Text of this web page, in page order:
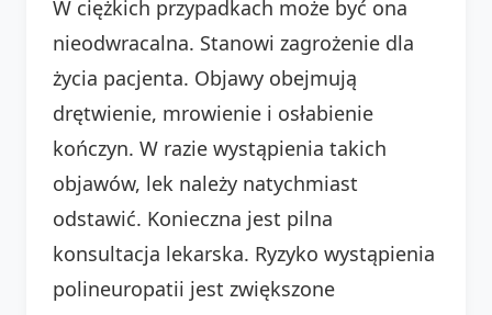
W ciężkich przypadkach może być ona
nieodwracalna. Stanowi zagrożenie dla
życia pacjenta. Objawy obejmują
drętwienie, mrowienie i osłabienie
kończyn. W razie wystąpienia takich
objawów, lek należy natychmiast
odstawić. Konieczna jest pilna
konsultacja lekarska. Ryzyko wystąpienia
polineuropatii jest zwiększone